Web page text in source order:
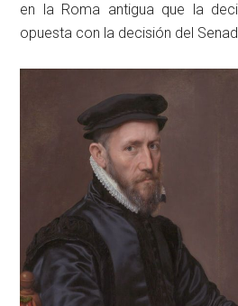
en la Roma antigua que la
opuesta con la decisión del